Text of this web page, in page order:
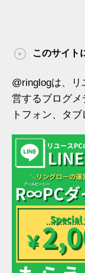
このサイト
@ringlogは、
営するブログ
トフォン、タ